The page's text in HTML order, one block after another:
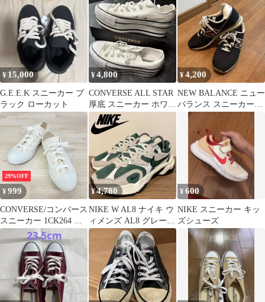
¥ 15,000
G.E.E.K スニーカー ブ
ラック ローカット
¥4,800
CONVERSE ALL STAR
厚底 スニーカー ホワイ
ト
¥4,200
NEW BALANCE ニュー
バランス スニーカー
ML373RS2 25.5
29%OFF
¥999
CONVERSE/コンバース
スニーカー 1CK264 ア
イボリー/生成り系
22.5cm US3.5 ローカッ
ト カジュアル シューズ
[OR02935]
¥4,780
NIKE W AL8 ナイキ ウ
ィメンズ AL8 グレーグ
リーン レディース
¥600
NIKE スニーカー キッ
ズシューズ